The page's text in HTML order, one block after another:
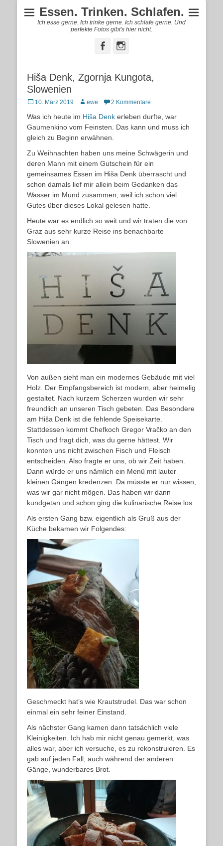
Essen. Trinken. Schlafen.
Ich esse gerne. Ich trinke gerne. Ich schlafe gerne. Und
perfekte Fotos gibt's hier nicht.
FacebookInstagram
Hiša Denk, Zgornja Kungota,
Slowenien
Posted10. März 2019 Autorewe 2 Kommentare
Was ich heute im Hiša Denk erleben durfte, war
Gaumenkino vom Feinsten. Das kann und muss ich
gleich zu Beginn erwähnen.
Zu Weihnachten haben uns meine Schwägerin und
deren Mann mit einem Gutschein für ein
gemeinsames Essen im Hiša Denk überrascht und
schon damals lief mir allein beim Gedanken das
Wasser im Mund zusammen, weil ich schon viel
Gutes über dieses Lokal gelesen hatte.
Heute war es endlich so weit und wir traten die von
Graz aus sehr kurze Reise ins benachbarte
Slowenien an.
Von außen sieht man ein modernes Gebäude mit viel
Holz. Der Empfangsbereich ist modern, aber heimelig
gestaltet. Nach kurzem Scherzen wurden wir sehr
freundlich an unseren Tisch gebeten. Das Besondere
am Hiša Denk ist die fehlende Speisekarte.
Stattdessen kommt Chefkoch Gregor Vračko an den
Tisch und fragt dich, was du gerne hättest. Wir
konnten uns nicht zwischen Fisch und Fleisch
entscheiden. Also fragte er uns, ob wir Zeit haben.
Dann würde er uns nämlich ein Menü mit lauter
kleinen Gängen kredenzen. Da müsste er nur wissen,
was wir gar nicht mögen. Das haben wir dann
kundgetan und schon ging die kulinarische Reise los.
Als ersten Gang bzw. eigentlich als Gruß aus der
Küche bekamen wir Folgendes:
Geschmeckt hat’s wie Krautstrudel. Das war schon
einmal ein sehr feiner Einstand.
Als nächster Gang kamen dann tatsächlich viele
Kleinigkeiten. Ich hab mir nicht genau gemerkt, was
alles war, aber ich versuche, es zu rekonstruieren. Es
gab auf jeden Fall, auch während der anderen
Gänge, wunderbares Brot.